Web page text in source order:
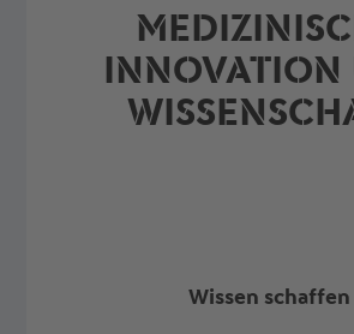
INNOVATION
Wissen schaffen